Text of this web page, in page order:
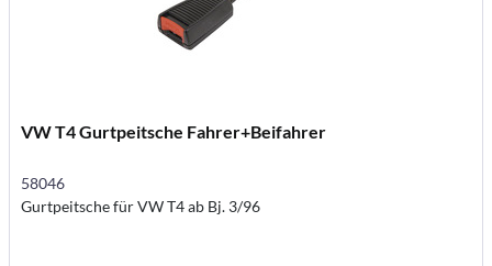
VW T4 Gurtpeitsche Fahrer+Beifahrer
58046
Gurtpeitsche für VW T4 ab Bj. 3/96